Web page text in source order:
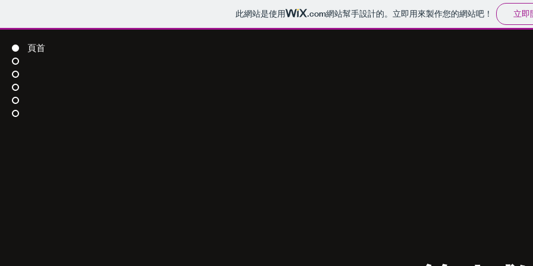
此網站是使用 .com網站幫手設計的。立即用來製作您的網站吧！ 立即
頁首